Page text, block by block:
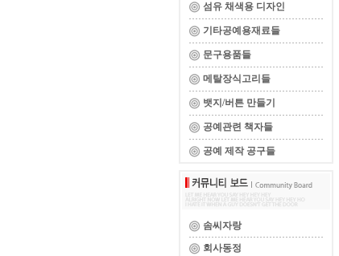
섬유 채색용 디자인
기타공예용재료들
문구용품들
메탈장식고리들
뱃지/버튼 만들기
공예관련 책자들
공예 제작 공구들
솜씨자랑
회사동정